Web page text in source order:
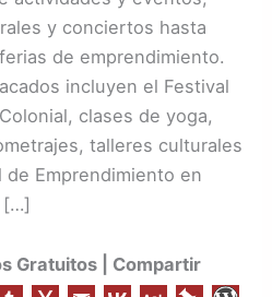
y conciertos hasta
de emprendimiento.
incluyen el Festival
clases de yoga,
talleres culturales
de Emprendimiento en
[…]
Gratuitos | Compartir